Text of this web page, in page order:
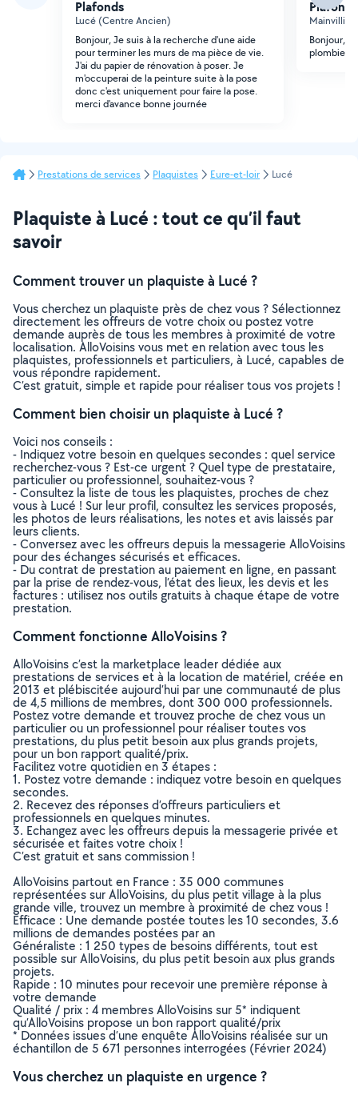
Plafonds
Lucé (Centre Ancien)
Bonjour, Je suis à la recherche d'une aide
pour terminer les murs de ma pièce de vie.
J'ai du papier de rénovation à poser. Je
m'occuperai de la peinture suite à la pose
donc c'est uniquement pour faire la pose.
merci d'avance bonne journée
Plafonds
Bonjour,
plombier
Prestations de services Plaquistes Eure-et-loir Lucé
Plaquiste à Lucé : tout ce qu’il faut
savoir
Comment trouver un plaquiste à Lucé ?
Vous cherchez un plaquiste près de chez vous ? Sélectionnez
directement les offreurs de votre choix ou postez votre
demande auprès de tous les membres à proximité de votre
localisation. AlloVoisins vous met en relation avec tous les
plaquistes, professionnels et particuliers, à Lucé, capables de
vous répondre rapidement.
C’est gratuit, simple et rapide pour réaliser tous vos projets !
Comment bien choisir un plaquiste à Lucé ?
Voici nos conseils :
- Indiquez votre besoin en quelques secondes : quel service
recherchez-vous ? Est-ce urgent ? Quel type de prestataire,
particulier ou professionnel, souhaitez-vous ?
- Consultez la liste de tous les plaquistes, proches de chez
vous à Lucé ! Sur leur profil, consultez les services proposés,
les photos de leurs réalisations, les notes et avis laissés par
leurs clients.
- Conversez avec les offreurs depuis la messagerie AlloVoisins
pour des échanges sécurisés et efficaces.
- Du contrat de prestation au paiement en ligne, en passant
par la prise de rendez-vous, l’état des lieux, les devis et les
factures : utilisez nos outils gratuits à chaque étape de votre
prestation.
Comment fonctionne AlloVoisins ?
AlloVoisins c’est la marketplace leader dédiée aux
prestations de services et à la location de matériel, créée en
2013 et plébiscitée aujourd’hui par une communauté de plus
de 4,5 millions de membres, dont 300 000 professionnels.
Postez votre demande et trouvez proche de chez vous un
particulier ou un professionnel pour réaliser toutes vos
prestations, du plus petit besoin aux plus grands projets,
pour un bon rapport qualité/prix.
Facilitez votre quotidien en 3 étapes :
1. Postez votre demande : indiquez votre besoin en quelques
secondes.
2. Recevez des réponses d’offreurs particuliers et
professionnels en quelques minutes.
3. Echangez avec les offreurs depuis la messagerie privée et
sécurisée et faites votre choix !
C’est gratuit et sans commission !
AlloVoisins partout en France : 35 000 communes
représentées sur AlloVoisins, du plus petit village à la plus
grande ville, trouvez un membre à proximité de chez vous !
Efficace : Une demande postée toutes les 10 secondes, 3.6
millions de demandes postées par an
Généraliste : 1 250 types de besoins différents, tout est
possible sur AlloVoisins, du plus petit besoin aux plus grands
projets.
Rapide : 10 minutes pour recevoir une première réponse à
votre demande
Qualité / prix : 4 membres AlloVoisins sur 5* indiquent
qu’AlloVoisins propose un bon rapport qualité/prix
* Données issues d’une enquête AlloVoisins réalisée sur un
échantillon de 5 671 personnes interrogées (Février 2024)
Vous cherchez un plaquiste en urgence ?